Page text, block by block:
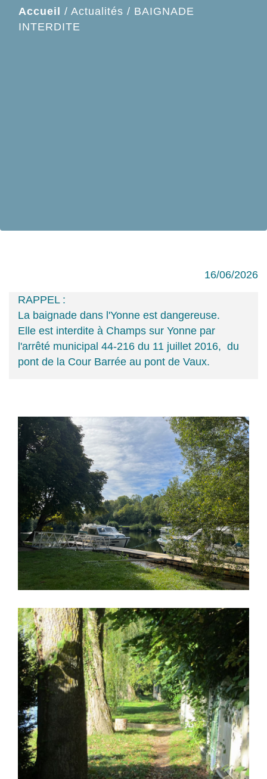
Accueil / Actualités / BAIGNADE
INTERDITE
16/06/2026
RAPPEL :
La baignade dans l'Yonne est dangereuse.
Elle est interdite à Champs sur Yonne par
l'arrêté municipal 44-216 du 11 juillet 2016, du
pont de la Cour Barrée au pont de Vaux.